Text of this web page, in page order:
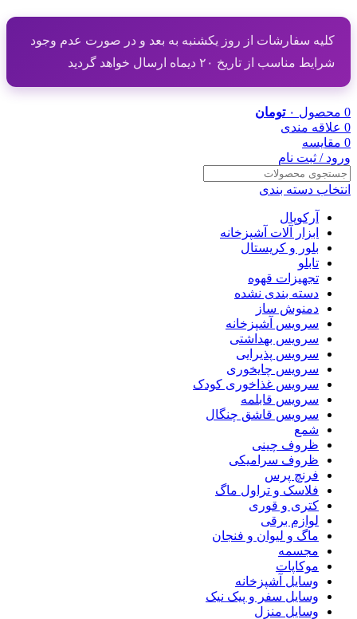
کلیه سفارشات از روز یکشنبه به بعد و در صورت عدم وجود
شرایط مناسب از تاریخ ۲۰ دیماه ارسال خواهد گردید
0 محصول ۰ تومان
0 علاقه مندی
0 مقایسه
ورود / ثبت نام
انتخاب دسته بندی
آرکوپال
ابزار آلات آشپزخانه
بلور و کریستال
تابلو
تجهیزات قهوه
دسته بندی نشده
دمنوش ساز
سرویس آشپزخانه
سرویس بهداشتی
سرویس پذیرایی
سرویس چایخوری
سرویس غذاخوری کودک
سرویس قابلمه
سرویس قاشق چنگال
شمع
ظروف چینی
ظروف سرامیکی
فرنچ پرس
فلاسک و تراول ماگ
کتری و قوری
لوازم برقی
ماگ و لیوان و فنجان
مجسمه
موکاپات
وسایل آشپزخانه
وسایل سفر و پیک نیک
وسایل منزل